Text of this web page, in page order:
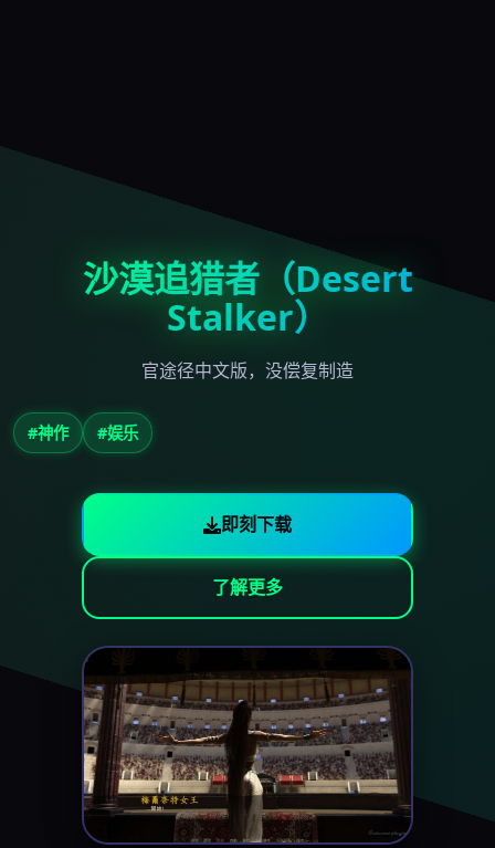
沙漠追猎者（Desert
Stalker）
官途径中文版，没偿复制造
#神作 #娱乐
即刻下载
了解更多